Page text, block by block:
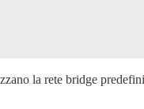
la rete bridge